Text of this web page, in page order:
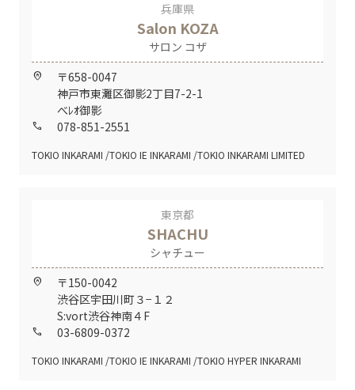
兵庫県
Salon KOZA
サロン コザ
home_pin
〒658-0047
神戸市東灘区御影2丁目7-2-1
べﾚｵ御影
call 078-851-2551
TOKIO INKARAMI TOKIO IE INKARAMI TOKIO INKARAMI LIMITED
東京都
SHACHU
シャチュー
home_pin
〒150-0042
渋谷区宇田川町３−１２
S:vort渋谷神南４F
call 03-6809-0372
TOKIO INKARAMI TOKIO IE INKARAMI TOKIO HYPER INKARAMI